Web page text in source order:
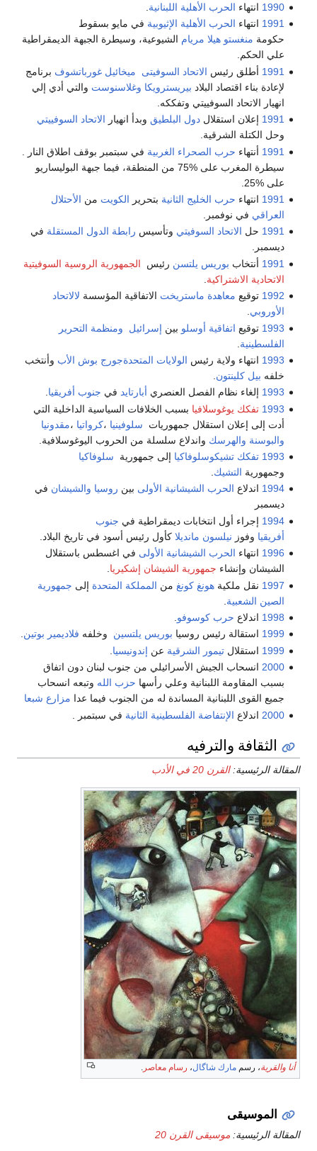
1990 انتهاء الحرب الأهلية اللبنانية
1991 انتهاء الحرب الأهلية الإثيوبية في مايو بسقوط
حكومة منغستو هيلا مريام الشيوعية، وسيطرة الجبهة الديمقراطية
علي الحكم.
1991 أطلق رئيس الاتحاد السوفيتى ميخائيل غورباتشوف برنامج
لإعادة بناء اقتصاد البلاد بيريسترويكا وغلاسنوست والتي أدي إلي
انهيار الاتحاد السوفييتي وتفككه.
1991 إعلان استقلالدول البلطيق وبدأ انهيار الاتحاد السوفييتي
وحل الكتلة الشرقية.
1991 أنتهاء حرب الصحراء الغربية في سبتمبر بوقف اطلاق النار .
سيطرة المغرب على %75 من المنطقة، فيما جبهة البوليساريو
على %25.
1991 انتهاء حرب الخليج الثانية بتحرير الكويت من الأحتلال
العراقي في نوفمبر.
1991 حل الاتحاد السوفيتي وتأسيس رابطة الدول المستقلة في
ديسمبر.
1991 أنتخاب بوريس يلتسن رئيس الجمهورية الروسية السوفيتية
الاتحادية الاشتراكية
1992 توقيع معاهدة ماستريخت الاتفاقية المؤسسة لالاتحاد
الأوروبي
1993 توقيع اتفاقية أوسلو بين إسرائيل
ومنظمة التحرير
الفلسطينية
1993 انتهاء ولاية رئيس الولايات المتحدةجورج بوش الأب وأنتخب
خلفه بيل كلينتون
1993 إلغاء نظام الفصل العنصري أبارتايد في جنوب أفريقيا.
1993 تفكك يوغوسلافيا بسبب الخلافات السياسية الداخلية التي
أدت إلى إعلان استقلال جمهوريات سلوفينيا ،كرواتيا ،مقدونيا
والبوسنة والهرسك واندلاع سلسلة من الحروب اليوغوسلافية.
1993 تفكك تشيكوسلوفاكيا إلى جمهورية سلوفاكيا
وجمهورية التشيك
1994 اندلاع الحرب الشيشانية الأولى بين روسيا والشيشان في
ديسمبر
1994 إجراء أول انتخابات ديمقراطية في جنوب
أفريقيا وفوز نيلسون مانديلا كأول رئيس أسود في تاريخ البلاد.
1996 انتهاء الحرب الشيشانية الأولى في اغسطس باستقلال
الشيشان وإنشاء جمهورية الشيشان إشكيريا.
1997 نقل ملكيةهونغ كونغ من المملكة المتحدة إلى جمهورية
الصين الشعبية
1998 اندلاع حرب كوسوفو
1999 استقالة رئيس روسيا بوريس يلتسين وخلفه فلاديمير بوتين.
1999 استقلالتيمور الشرقية عن إندونيسيا
2000 انسحاب الجيش الأسرائيلي من جنوب لبنان دون اتفاق
بسبب المقاومة اللبنانية وعلي رأسها حزب الله وتبعه انسحاب
جميع القوى اللبنانية المساندة له من الجنوب فيما عدا مزارع شبعا
2000 اندلاع الإنتفاضة الفلسطينية الثانية في سبتمبر .
الثقافة والترفيه
المقالة الرئيسية:القرن 20 في الأدب
أنا والقرية، رسم مارك شاگال، رسام معاصر .
الموسيقى
المقالة الرئيسية: موسيقى القرن 20